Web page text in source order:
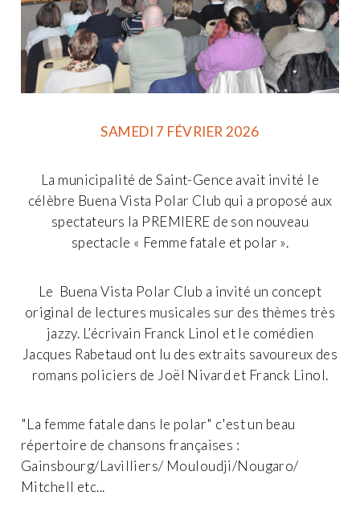
SAMEDI 7 FÉVRIER 2026
La municipalité de Saint-Gence avait invité le
célèbre Buena Vista Polar Club qui a proposé aux
spectateurs la PREMIERE de son nouveau
spectacle « Femme fatale et polar ».
Le Buena Vista Polar Club a invité un concept
original de lectures musicales sur des thèmes très
jazzy. L’écrivain Franck Linol et le comédien
Jacques Rabetaud ont lu des extraits savoureux des
romans policiers de Joël Nivard et Franck Linol.
"La femme fatale dans le polar" c'est un beau
répertoire de chansons françaises :
Gainsbourg/Lavilliers/ Mouloudji/Nougaro/
Mitchell etc...